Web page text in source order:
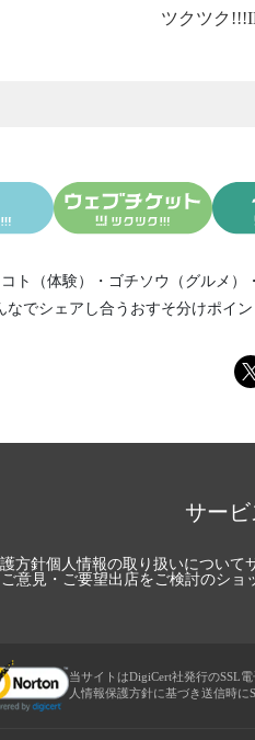
ツクツク
コト（体験） ・ ゴチソウ（グルメ） ・
なでシェアし合う おすそ分けポイ
サー
方針個人情報の取り扱いについて
ご意見・ご要望出店をご検討のショ
当サイトはDigiCert社発行のSSL
人情報保護方針に基づき送信時に